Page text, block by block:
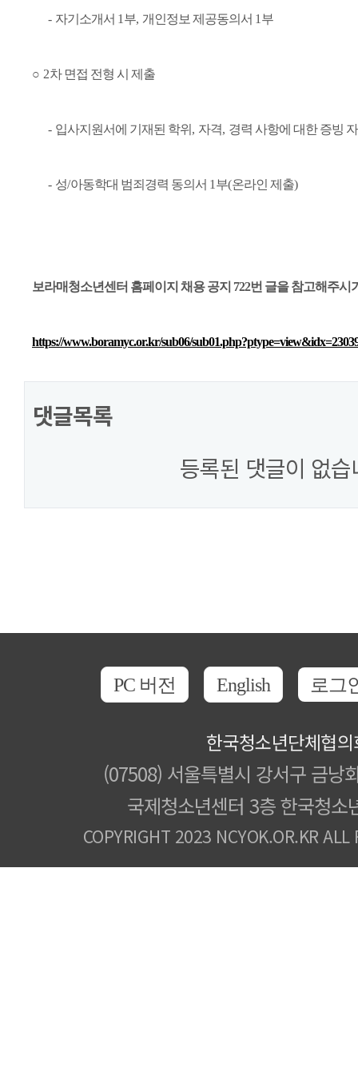
- 자기소개서 1 부, 개인정보 제공동의서 1 부
○ 2차 면접 전형 시 제출
- 입사지원서에 기재된 학위 , 자격, 경력 사항에 대한 증빙
- 성/아동학대 범죄경력 동의서 1 부(온라인 제출)
보라매청소년센터 홈페이지 채용 공지 722번 글을 참고해주시
https://www.boramyc.or.kr/sub06/
댓글목록
등록된 댓글이 없습
PC 버전 English 로그
한국청소년단체협
(07508) 서울특별시 강서구 금낭
국제청소년센터 3층 한국청소
COPYRIGHT 2023 NCYOK.OR.KR ALL